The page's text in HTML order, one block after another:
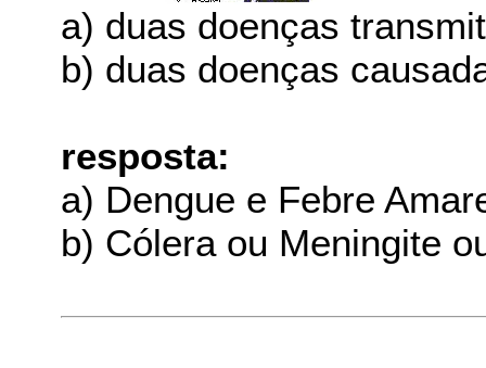
a) duas doenças
b) duas doenças
resposta:
a) Dengue e Febre
b) Cólera ou Meningite